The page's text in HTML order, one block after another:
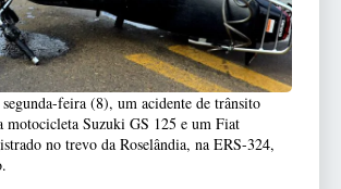
segunda-feira (8), um acidente de trânsito
motocicleta Suzuki GS 125 e um Fiat
no trevo da Roselândia, na ERS-324,